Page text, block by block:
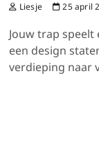
Liesje 25 april
Jouw trap
een design
verdieping naar